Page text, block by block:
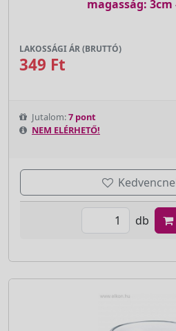
magasság: 3cm
LAKOSSÁGI ÁR (BRUTTÓ)
349 Ft
Jutalom:7 pont
NEM ELÉRHETŐ!
db